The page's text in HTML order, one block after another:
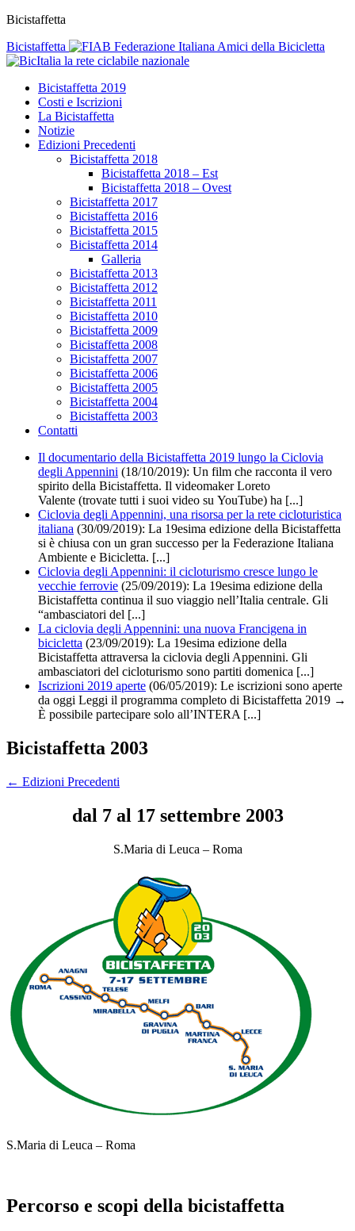
Bicistaffetta
Bicistaffetta
Federazione Italiana Amici della Bicicletta
la rete ciclabile nazionale
Bicistaffetta 2019
Costi e Iscrizioni
La Bicistaffetta
Notizie
Edizioni Precedenti
Bicistaffetta 2018
Bicistaffetta 2018 – Est
Bicistaffetta 2018 – Ovest
Bicistaffetta 2017
Bicistaffetta 2016
Bicistaffetta 2015
Bicistaffetta 2014
Galleria
Bicistaffetta 2013
Bicistaffetta 2012
Bicistaffetta 2011
Bicistaffetta 2010
Bicistaffetta 2009
Bicistaffetta 2008
Bicistaffetta 2007
Bicistaffetta 2006
Bicistaffetta 2005
Bicistaffetta 2004
Bicistaffetta 2003
Contatti
Il documentario della Bicistaffetta 2019 lungo la Ciclovia
degli Appennini (18/10/2019): Un film che racconta il vero
spirito della Bicistaffetta. Il videomaker Loreto
Valente (trovate tutti i suoi video su YouTube) ha [...]
Ciclovia degli Appennini, una risorsa per la rete cicloturistica
italiana (30/09/2019): La 19esima edizione della Bicistaffetta
si è chiusa con un gran successo per la Federazione Italiana
Ambiente e Bicicletta. [...]
Ciclovia degli Appennini: il cicloturismo cresce lungo le
vecchie ferrovie (25/09/2019): La 19esima edizione della
Bicistaffetta continua il suo viaggio nell’Italia centrale. Gli
“ambasciatori del [...]
La ciclovia degli Appennini: una nuova Francigena in
bicicletta (23/09/2019): La 19esima edizione della
Bicistaffetta attraversa la ciclovia degli Appennini. Gli
ambasciatori del cicloturismo sono partiti domenica [...]
Iscrizioni 2019 aperte (06/05/2019): Le iscrizioni sono aperte
da oggi Leggi il programma completo di Bicistaffetta 2019 →
È possibile partecipare solo all’INTERA [...]
Bicistaffetta 2003
← Edizioni Precedenti
dal 7 al 17 settembre 2003
S.Maria di Leuca – Roma
S.Maria di Leuca – Roma
Percorso e scopi della bicistaffetta